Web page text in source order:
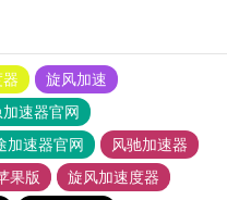
旋风加速
速器官网
加速器官网
风驰加速器
果版
旋风加速度器